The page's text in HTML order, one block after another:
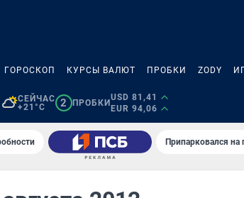
ГОРОСКОП КУРСЫ ВАЛЮТ ПРОБКИ ZODY
СЕЙЧАС
+21°C
2 ПРОБКИ
USD 81,41
EUR 94,06
Припарковался на